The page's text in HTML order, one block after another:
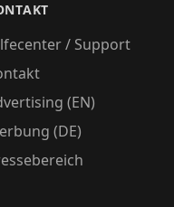
/ Support
(EN)
(DE)